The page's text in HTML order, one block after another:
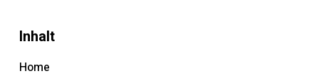
Inhalt
Home